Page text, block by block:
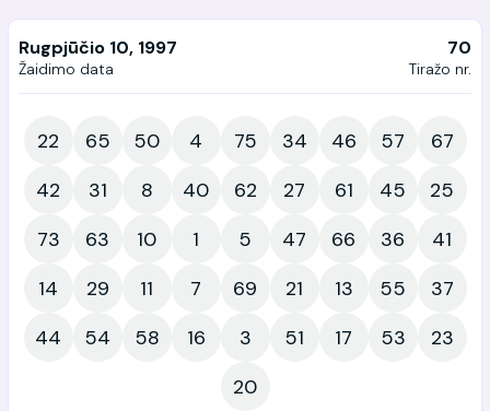
Rugpjūčio 10, 1997
Žaidimo data
70
Tiražo nr.
22 65 50 4 75 34 46 57
67
42
31 8 40 62 27 61 45
25
73
63 10 1 5 47 66 36
41
14
29 11 7 69 21 13 55
37
44
54 58 16 3 51 17 53
23
20